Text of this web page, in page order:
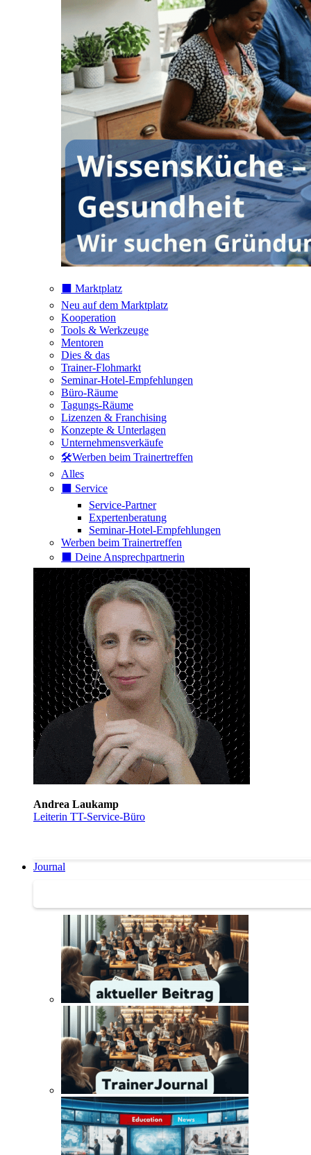
⬛️ Marktplatz
Neu auf dem Marktplatz
Kooperation
Tools & Werkzeuge
Mentoren
Dies & das
Trainer-Flohmarkt
Seminar-Hotel-Empfehlungen
Büro-Räume
Tagungs-Räume
Lizenzen & Franchising
Konzepte & Unterlagen
Unternehmensverkäufe
🛠️Werben beim Trainertreffen
Alles
⬛️ Service
Service-Partner
Expertenberatung
Seminar-Hotel-Empfehlungen
Werben beim Trainertreffen
⬛️ Deine Ansprechpartnerin
Andrea Laukamp
Leiterin TT-Service-Büro
Journal